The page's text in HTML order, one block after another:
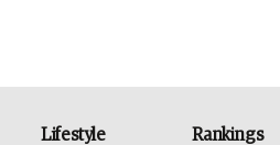
Lifestyle Rankings